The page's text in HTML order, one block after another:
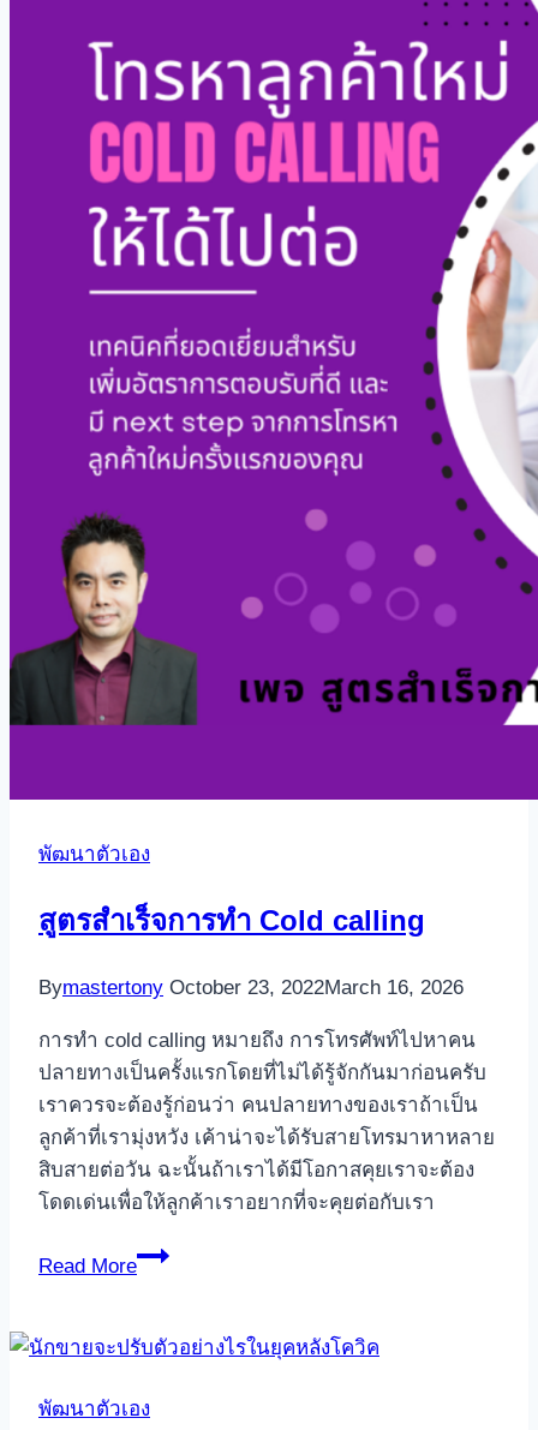
ได้
ใน
ปี
พัฒนาตัวเอง
สูตรสำเร็จการทำ Cold calling
Bymastertony October 23, 2022March 16, 2026
การทำ cold calling หมายถึง การโทรศัพท์ไปหาคน
ปลายทางเป็นครั้งแรกโดยที่ไม่ได้รู้จักกันมาก่อนครับ
เราควรจะต้องรู้ก่อนว่า คนปลายทางของเราถ้าเป็น
ลูกค้าที่เรามุ่งหวัง เค้าน่าจะได้รับสายโทรมาหาหลาย
สิบสายต่อวัน ฉะนั้นถ้าเราได้มีโอกาสคุยเราจะต้อง
โดดเด่นเพื่อให้ลูกค้าเราอยากที่จะคุยต่อกับเรา
Read More
สูตร
ทำ
calling
พัฒนาตัวเอง